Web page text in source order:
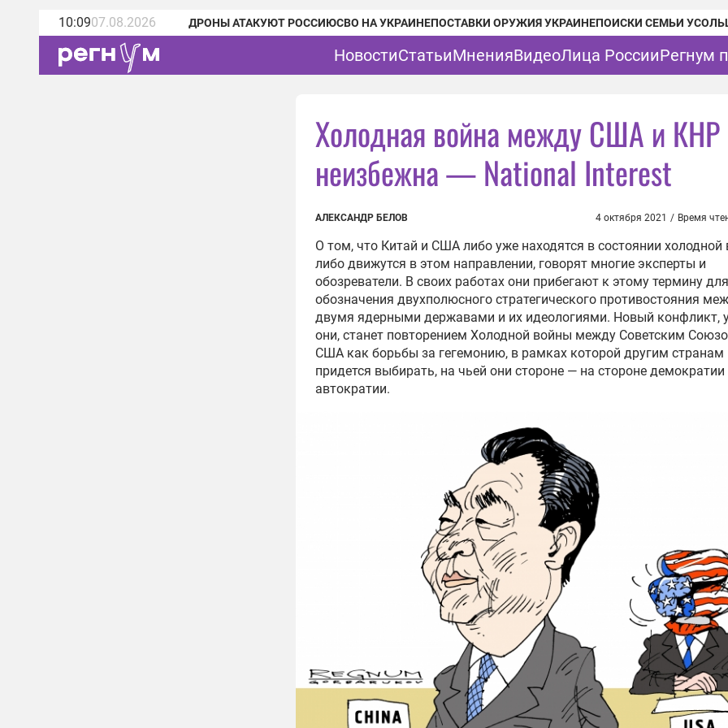
10:0907.08.2026 ДРОНЫ АТАКУЮТ РОССИЮСВО НА УКРАИНЕПОСТАВКИ ОРУЖИЯ УКРАИНЕПОИСКИ СЕМЬИ
НовостиСтатьиМненияВидеоЛица РоссииРегнум
Холодная война между США и КНР
неизбежна — National Interest
АЛЕКСАНДР БЕЛОВ 4 октября 2021 / Время
О том, что Китай и США либо уже находятся в состоянии холодной
либо движутся в этом направлении, говорят многие эксперты и
обозреватели. В своих работах они прибегают к этому термину для
обозначения двухполюсного стратегического противостояния
двумя ядерными державами и их идеологиями. Новый конфликт,
они, станет повторением Холодной войны между Советским
США как борьбы за гегемонию, в рамках которой другим странам
придется выбирать, на чьей они стороне — на стороне демократии
автократии.